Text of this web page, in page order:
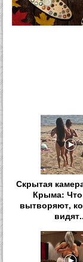
Скрытая
Крыма:
вытворяют,